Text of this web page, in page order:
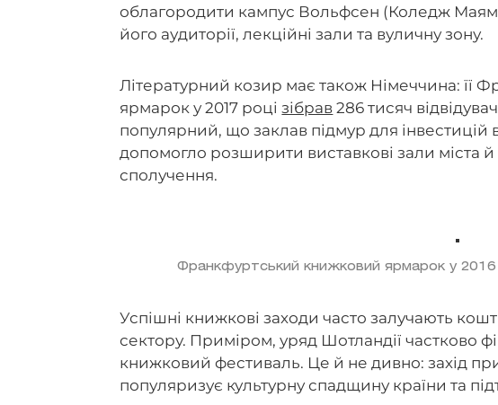
облагородити кампус Вольфсен (Коледж
його аудиторії, лекційні зали та вуличну зону.
Літературний козир має також Німеччина: її
ярмарок у 2017 роцізібрав 286 тисяч
популярний, що заклав підмур для
допомогло розширити виставкові зали міста
сполучення.
Франкфуртський книжковий ярмарок у 2016
Успішні книжкові заходи часто залучають
сектору. Приміром, уряд Шотландії частково
книжковий фестиваль. Це й не дивно: захід
популяризує культурну спадщину країни та